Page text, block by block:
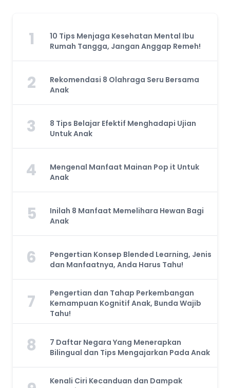
1
10 Tips Menjaga Kesehatan Mental Ibu
Rumah Tangga, Jangan Anggap Remeh!
2
Rekomendasi 8 Olahraga Seru Bersama
Anak
3
8 Tips Belajar Efektif Menghadapi Ujian
Untuk Anak
4
Mengenal Manfaat Mainan Pop it Untuk
Anak
5
Inilah 8 Manfaat Memelihara Hewan Bagi
Anak
6
Pengertian Konsep Blended Learning, Jenis
dan Manfaatnya, Anda Harus Tahu!
7
Pengertian dan Tahap Perkembangan
Kemampuan Kognitif Anak, Bunda Wajib
Tahu!
8
7 Daftar Negara Yang Menerapkan
Bilingual dan Tips Mengajarkan Pada Anak
Kenali Ciri Kecanduan dan Dampak